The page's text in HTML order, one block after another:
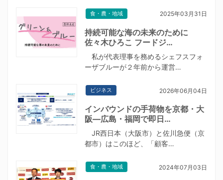
食・農・地域 2025年03月31日
持続可能な海の未来のために
佐々木ひろこ フードジ…
私が代表理事を務めるシェフスフォ
ーザブルーが２年前から運営…
ビジネス 2026年06月04日
インバウンドの手荷物を京都・大
阪―広島・福岡で即日…
JR西日本（大阪市）と佐川急便（京
都市）はこのほど、「顧客…
食・農・地域 2024年07月03日